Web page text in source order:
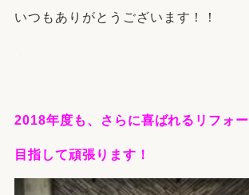
いつもありがとうございます！！
2018年度も、さらに喜ばれるリフォ
目指して頑張ります！